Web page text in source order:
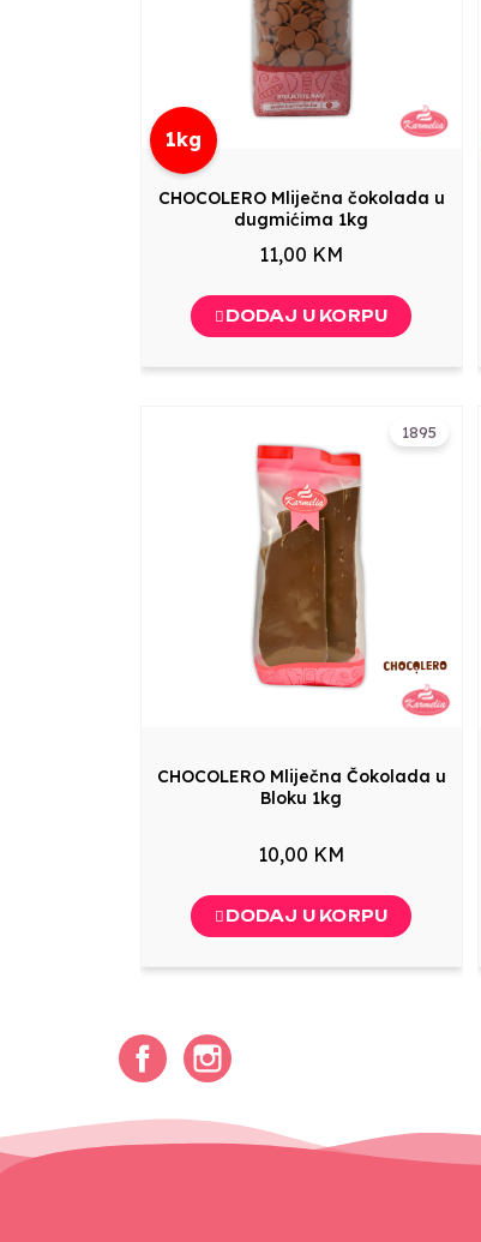
1kg
CHOCOLERO Mliječna čokolada u
dugmićima 1kg
11,00 KM
DODAJ U KORPU
1895
CHOCOLERO Mliječna Čokolada u
Bloku 1kg
10,00 KM
DODAJ U KORPU
Facebook